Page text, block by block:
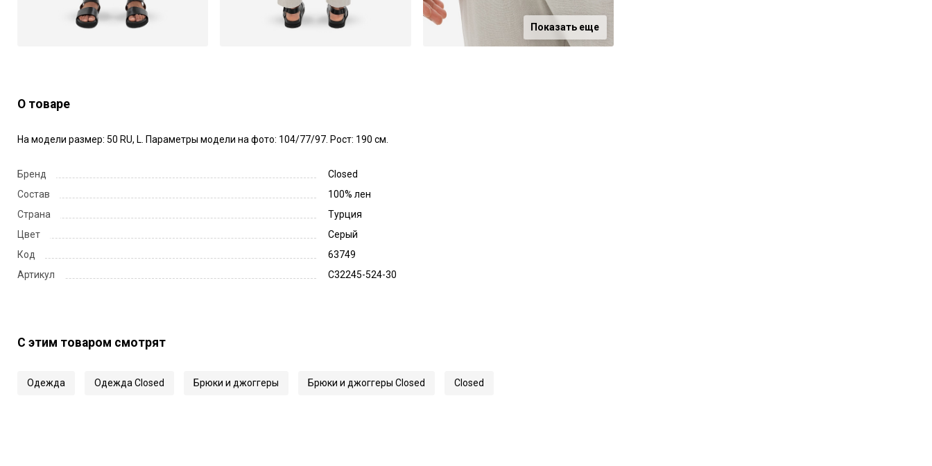
Показать еще
О товаре
На модели размер: 50 RU, L. Параметры модели на фото: 104/77/97. Рост: 190 см.
Бренд
Closed
Состав
100% лен
Страна
Турция
Цвет
Серый
Код
63749
Артикул
C32245-524-30
С этим товаром смотрят
Одежда Одежда Closed Брюки и джоггеры Брюки и джоггеры Closed Closed